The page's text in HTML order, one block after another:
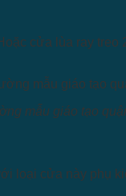
cửa lùa ray
mẫu giáo tạo
loại cửa này phụ